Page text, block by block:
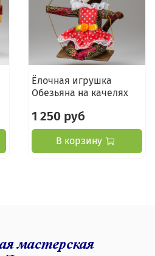
Ёлочная игрушка
Обезьяна на качелях
1 250 руб
В корзину